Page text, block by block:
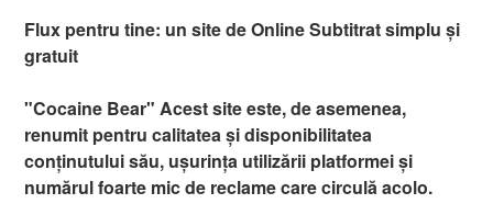
Flux pentru tine: un site de Online Subtitrat simplu și
gratuit
"Cocaine Bear" Acest site este, de asemenea,
renumit pentru calitatea și disponibilitatea
conținutului său, ușurința utilizării platformei și
numărul foarte mic de reclame care circulă acolo.